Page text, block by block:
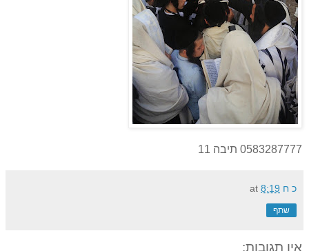
0583287777 תיבה 11
כ ח at 8:19
שתף
אין תגובות: